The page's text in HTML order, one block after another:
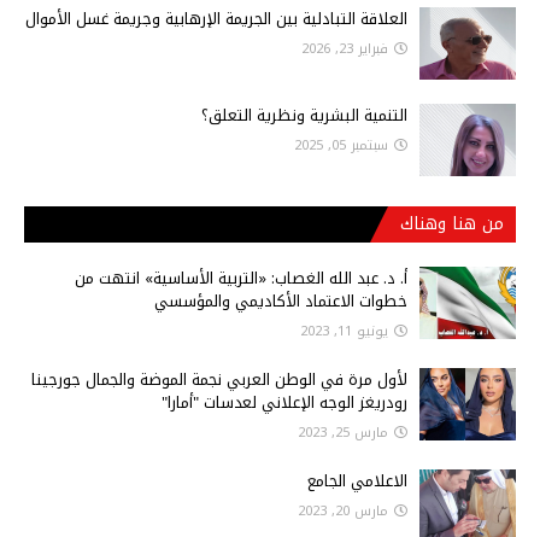
العلاقة التبادلية بين الجريمة الإرهابية وجريمة غسل الأموال
فبراير 23, 2026
التنمية البشرية ونظرية التعلق؟
سبتمبر 05, 2025
من هنا وهناك
أ‌. د. عبد الله الغصاب: «التربية الأساسية» انتهت من
خطوات الاعتماد الأكاديمي والمؤسسي
يونيو 11, 2023
لأول مرة في الوطن العربي نجمة الموضة والجمال جورجينا
رودريغز الوجه الإعلاني لعدسات "أمارا"
مارس 25, 2023
الاعلامي الجامع
مارس 20, 2023